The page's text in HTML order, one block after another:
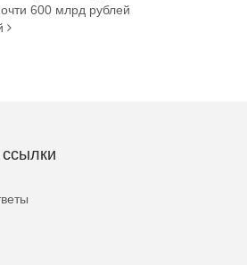
600 млрд рублей